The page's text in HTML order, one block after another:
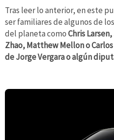
Tras leer lo anterior, en este
ser familiares de algunos de
del planeta comoChris
Zhao, Matthew Mellon o
de Jorge Vergara o algún